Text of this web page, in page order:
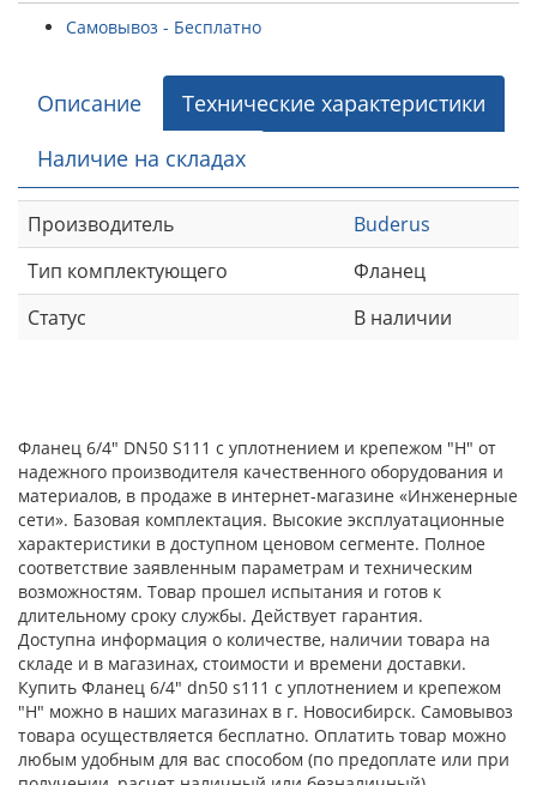
Самовывоз - Бесплатно
Описание
Технические характеристики
Наличие на складах
Производитель
Buderus
Тип комплектующего
Фланец
Статус
В наличии
Фланец 6/4" DN50 S111 с уплотнением и крепежом "Н" от
надежного производителя качественного оборудования и
материалов, в продаже в интернет-магазине «Инженерные
сети». Базовая комплектация. Высокие эксплуатационные
характеристики в доступном ценовом сегменте. Полное
соответствие заявленным параметрам и техническим
возможностям. Товар прошел испытания и готов к
длительному сроку службы. Действует гарантия.
Доступна информация о количестве, наличии товара на
складе и в магазинах, стоимости и времени доставки.
Купить Фланец 6/4" dn50 s111 с уплотнением и крепежом
"Н" можно в наших магазинах в г. Новосибирск. Самовывоз
товара осуществляется бесплатно. Оплатить товар можно
любым удобным для вас способом (по предоплате или при